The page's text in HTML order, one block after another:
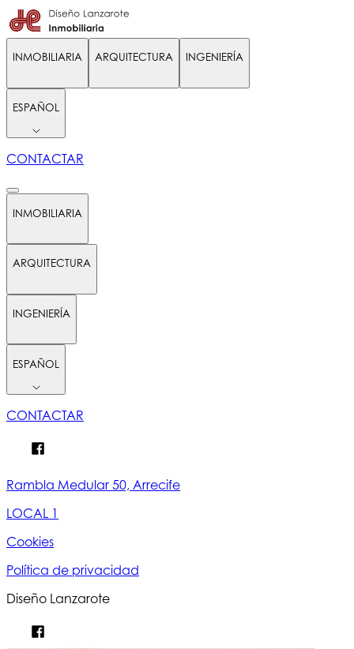
INMOBILIARIA ARQUITECTURA INGENIERÍA
ESPAÑOL
CONTACTAR
INMOBILIARIA
ARQUITECTURA
INGENIERÍA
ESPAÑOL
CONTACTAR
Rambla Medular 50, Arrecife
LOCAL 1
Cookies
Política de privacidad
Diseño Lanzarote